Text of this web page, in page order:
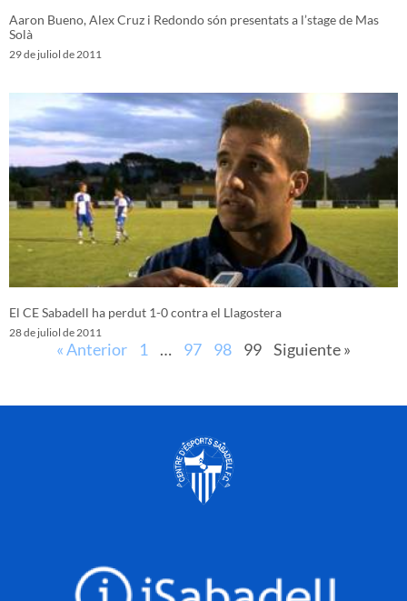
Aaron Bueno, Alex Cruz i Redondo són presentats a l’stage de Mas
Solà
29 de juliol de 2011
El CE Sabadell ha perdut 1-0 contra el Llagostera
28 de juliol de 2011
« Anterior 1 … 97 98 99 Siguiente »